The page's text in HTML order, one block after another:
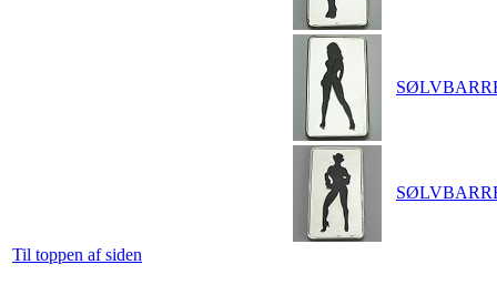
Til toppen af siden